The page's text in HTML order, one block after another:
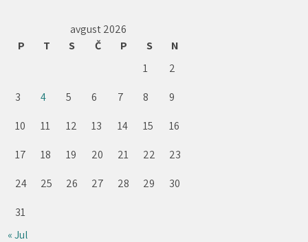
avgust 2026
P
T S Č P S
N
1
2
3
4 5 6 7 8
9
10
11 12 13 14 15
16
17
18 19 20 21 22
23
24
25 26 27 28 29
30
31
« Jul